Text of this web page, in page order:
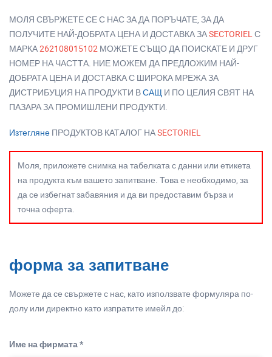
МОЛЯ СВЪРЖЕТЕ СЕ С НАС ЗА ДА ПОРЪЧАТЕ, ЗА ДА
ПОЛУЧИТЕ НАЙ-ДОБРАТА ЦЕНА И ДОСТАВКА ЗАSECTORIEL С
МАРКА262108015102 МОЖЕТЕ СЪЩО ДА ПОИСКАТЕ И ДРУГ
НОМЕР НА ЧАСТТА. НИЕ МОЖЕМ ДА ПРЕДЛОЖИМ НАЙ-
ДОБРАТА ЦЕНА И ДОСТАВКА С ШИРОКА МРЕЖА ЗА
ДИСТРИБУЦИЯ НА ПРОДУКТИ ВСАЩ И ПО ЦЕЛИЯ СВЯТ НА
ПАЗАРА ЗА ПРОМИШЛЕНИ ПРОДУКТИ.
Изтегляне ПРОДУКТОВ КАТАЛОГ НАSECTORIEL
Моля, приложете снимка на табелката с данни или етикета
на продукта към вашето запитване. Това е необходимо, за
да се избегнат забавяния и да ви предоставим бърза и
точна оферта.
форма за запитване
Можете да се свържете с нас, като използвате формуляра по-
долу или директно като изпратите имейл до:
Име на фирмата *